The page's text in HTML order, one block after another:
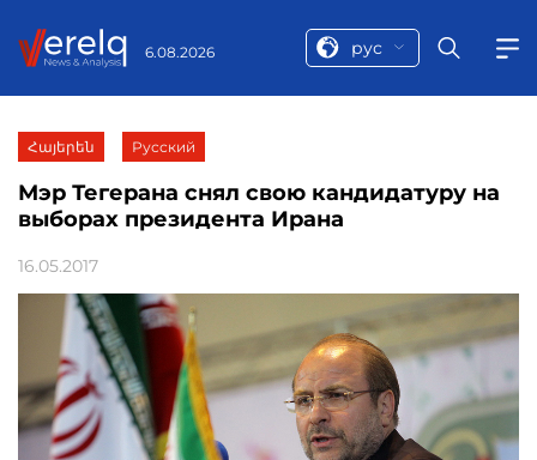
6.08.2026 рус
Հայերեն Русский
Мэр Тегерана снял свою кандидатуру на
выборах президента Иранa
16.05.2017